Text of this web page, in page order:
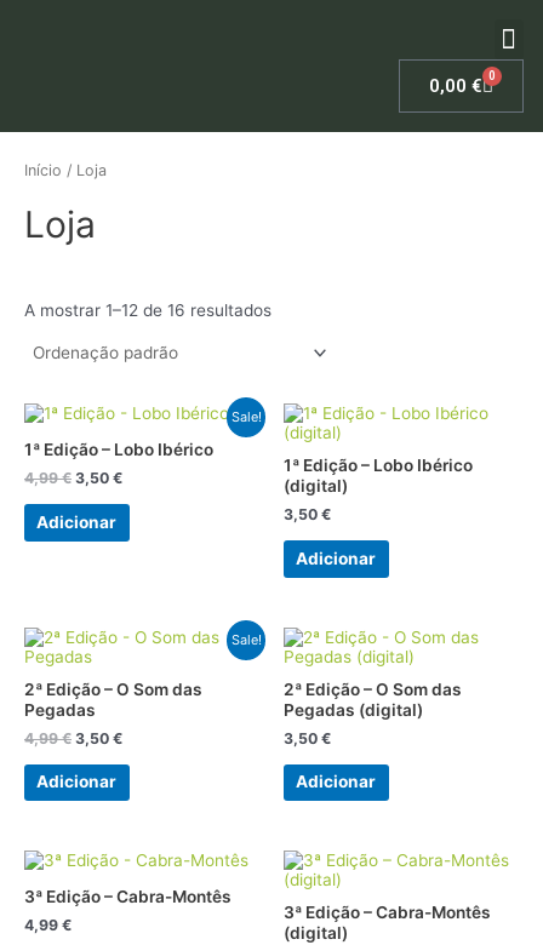
0,00 € 0Cart
Início / Loja
Loja
A mostrar 1–12 de 16 resultados
Sale!
1ª Edição – Lobo Ibérico
4,99€
O
original
era:
4,99 €.
3,50 €
O
atual
é:
3,50 €.
Adicionar
1ª Edição – Lobo Ibérico
(digital)
3,50 €
Adicionar
Sale!
2ª Edição – O Som das
Pegadas
4,99€
O
preço
era:
4,99 €.
3,50 €
O
é:
Adicionar
2ª Edição – O Som das
Pegadas (digital)
3,50 €
Adicionar
3ª Edição – Cabra-Montês
4,99 €
3ª Edição – Cabra-Montês
(digital)